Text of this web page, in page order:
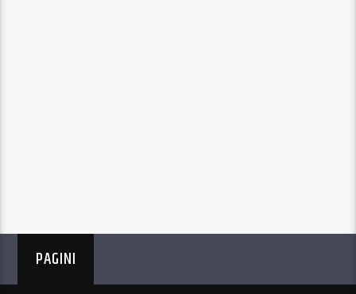
PAGINI